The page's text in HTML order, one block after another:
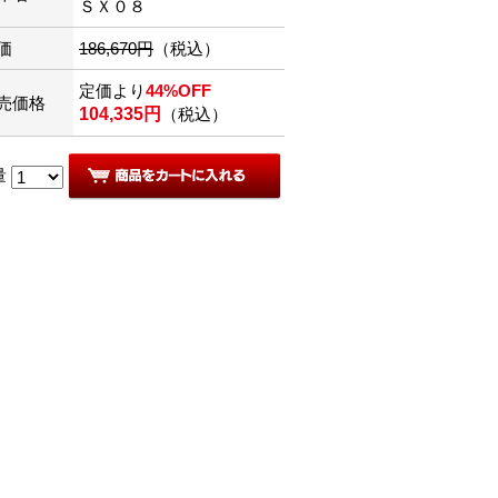
ＳＸ０８
186,670円 （税込）
価格
定価より44%OFF
104,335円
（税込）